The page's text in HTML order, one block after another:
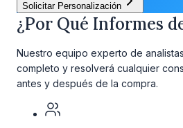
Solicitar Personalización
¿Por Qué Informes
Nuestro equipo experto de
completo y resolverá cualquier
antes y después de la compra.